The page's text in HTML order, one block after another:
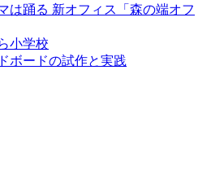
は踊る 新オフィス「森の端オフ
小学校
ボードの試作と実践